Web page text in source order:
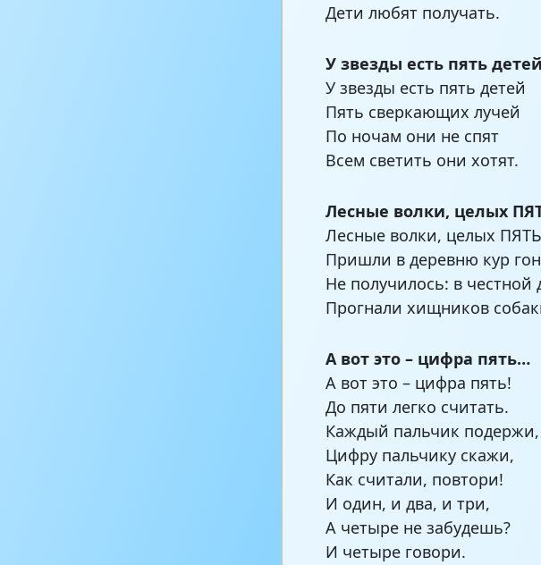
Дети любят получать.
У звезды есть пять
У звезды есть пять детей
Пять сверкающих лучей
По ночам они не спят
Всем светить они хотят.
Лесные волки, целых
Лесные волки, целых
Пришли в деревню кур
Не получилось: в честной
Прогнали хищников
А вот это – цифра пять…
А вот это – цифра пять!
До пяти легко считать.
Каждый пальчик подержи,
Цифру пальчику скажи,
Как считали, повтори!
И один, и два, и три,
А четыре не забудешь?
И четыре говори.